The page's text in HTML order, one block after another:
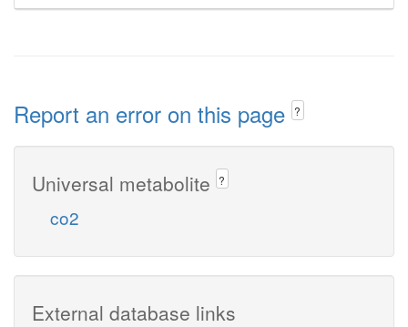
Report an error on this page ?
Universal metabolite ?
co2
External database links